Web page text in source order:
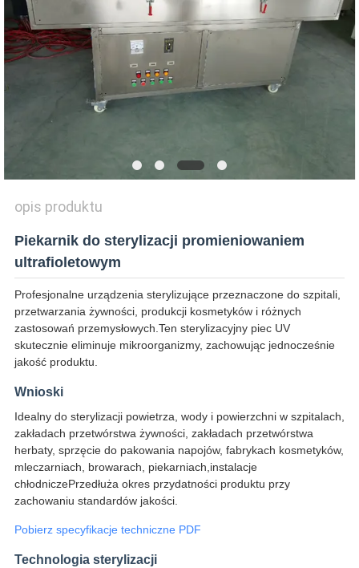
SITEMAP
PRIVACY
POLICY
opis produktu
Piekarnik do sterylizacji promieniowaniem
ultrafioletowym
Profesjonalne urządzenia sterylizujące przeznaczone do szpitali,
przetwarzania żywności, produkcji kosmetyków i różnych
zastosowań przemysłowych.Ten sterylizacyjny piec UV
skutecznie eliminuje mikroorganizmy, zachowując jednocześnie
jakość produktu.
Wnioski
Idealny do sterylizacji powietrza, wody i powierzchni w szpitalach,
zakładach przetwórstwa żywności, zakładach przetwórstwa
herbaty, sprzęcie do pakowania napojów, fabrykach kosmetyków,
mleczarniach, browarach, piekarniach,instalacje
chłodniczePrzedłuża okres przydatności produktu przy
zachowaniu standardów jakości.
Pobierz specyfikacje techniczne PDF
Technologia sterylizacji